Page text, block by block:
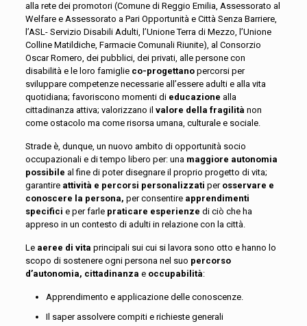
alla rete dei promotori (Comune di Reggio Emilia, Assessorato al
Welfare e Assessorato a Pari Opportunità e Città Senza Barriere,
l’ASL- Servizio Disabili Adulti, l’Unione Terra di Mezzo, l’Unione
Colline Matildiche, Farmacie Comunali Riunite), al Consorzio
Oscar Romero, dei pubblici, dei privati, alle persone con
disabilità e le loro famiglie co-progettano percorsi per
sviluppare competenze necessarie all’essere adulti e alla vita
quotidiana; favoriscono momenti di educazione alla
cittadinanza attiva; valorizzano il valore della fragilità non
come ostacolo ma come risorsa umana, culturale e sociale.
Strade è, dunque, un nuovo ambito di opportunità socio
occupazionali e di tempo libero per: una maggiore autonomia
possibile al fine di poter disegnare il proprio progetto di vita;
garantire attività e percorsi personalizzati per osservare e
conoscere la persona, per consentire apprendimenti
specifici e per farle praticare esperienze di ciò che ha
appreso in un contesto di adulti in relazione con la città.
Le aeree di vita principali sui cui si lavora sono otto e hanno lo
scopo di sostenere ogni persona nel suo percorso
d’autonomia, cittadinanza eoccupabilità:
Apprendimento e applicazione delle conoscenze.
Il saper assolvere compiti e richieste generali